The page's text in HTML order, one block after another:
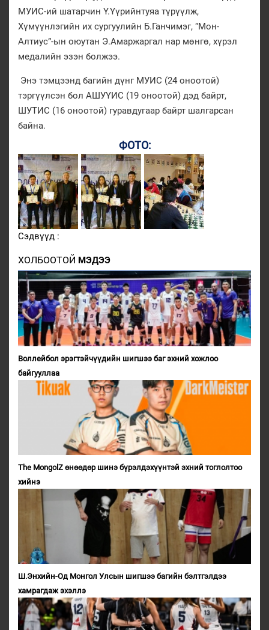
МУИС-ий шатарчин Ү.Үүрийнтуяа түрүүлж,
Хүмүүнлэгийн их сургуулийн Б.Ганчимэг, “Мон-
Алтиус”-ын оюутан Э.Амаржаргал нар мөнгө, хүрэл
медалийн эзэн болжээ.
Энэ тэмцээнд багийн дүнг МУИС (24 оноотой)
тэргүүлсэн бол АШУҮИС (19 оноотой) дэд байрт,
ШУТИС (16 оноотой) гуравдугаар байрт шалгарсан
байна.
ФОТО:
Сэдвүүд :
ХОЛБООТОЙ МЭДЭЭ
Воллейбол эрэгтэйчүүдийн шигшээ баг эхний хожлоо
байгууллаа
The MongolZ өнөөдөр шинэ бүрэлдэхүүнтэй эхний тоглолтоо
хийнэ
Ш.Энхийн-Од Монгол Улсын шигшээ багийн бэлтгэлдээ
хамрагдаж эхэллэ